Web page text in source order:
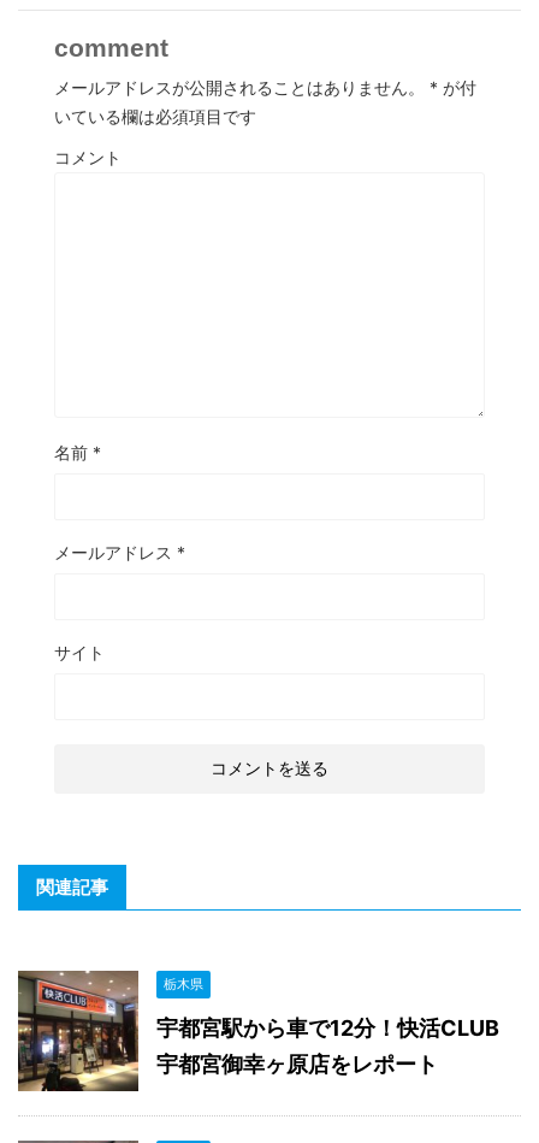
comment
メールアドレスが公開されることはありません。 * が付
いている欄は必須項目です
コメント
名前 *
メールアドレス *
サイト
関連記事
栃木県
宇都宮駅から車で12分！快活CLUB
宇都宮御幸ヶ原店をレポート